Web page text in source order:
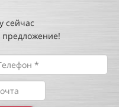
сейчас
предложение!